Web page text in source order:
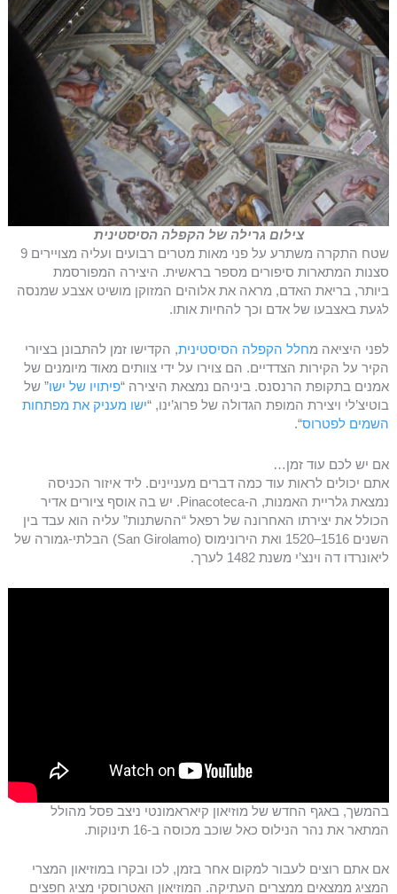
צילום גרילה של הקפלה הסיסטינית
שטח התקרה משתרע על פני מאות מטרים רבועים ועליה מצויירים 9
סצנות המתארות סיפורים מספר בראשית. היצירה המפורסמת
ביותר, בריאת האדם, מראה את אלוהים המזוקן מושיט אצבע שמנסה
לגעת באצבעו של אדם וכך להחיות אותו.
לפני היציאה מחלל הקפלה הסיסטינית, הקדישו זמן להתבונן בציורי
הקיר על הקירות הצדדיים. הם צוירו על ידי צוותים מאוד מיומנים של
אמנים בתקופת הרנסנס. ביניהם נמצאת היצירה “פיתויו של ישו” של
בוטיצ’לי ויצירת המופת הגדולה של פרוג’ינו, “ישו מעניק את מפתחות
השמים לפטרוס“.
אם יש לכם עוד זמן…
אתם יכולים לראות עוד כמה דברים מעניינים. ליד איזור הכניסה
נמצאת גלריית האמנות, ה-Pinacoteca. יש בה אוסף ציורים אדיר
הכולל את יצירתו האחרונה של רפאל “ההשתנות” עליה הוא עבד בין
השנים 1516–1520 ואת הירונימוס (San Girolamo) הבלתי-גמורה של
ליאונרדו דה וינצ’י משנת 1482 לערך.
בהמשך, באגף החדש של מוזיאון קיאראמונטי ניצב פסל מהולל
המתאר את נהר הנילוס כאל שוכב מכוסה ב-16 תינוקות.
אם אתם רוצים לעבור למקום אחר בזמן, לכו ובקרו במוזיאון המצרי
המציג ממצאים ממצרים העתיקה. המוזיאון האטרוסקי מציג חפצים